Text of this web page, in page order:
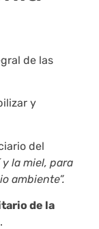
de las
y
del
y la miel, para
ambiente”.
de la